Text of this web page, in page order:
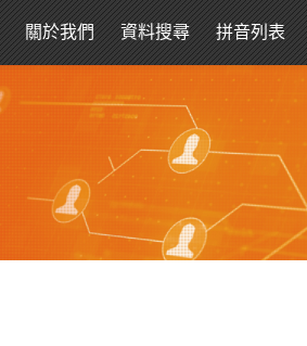
關於我們 資料搜尋 拼音列表